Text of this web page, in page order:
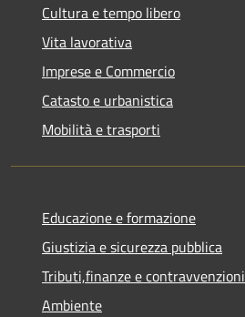
Cultura e tempo libero
Vita lavorativa
Imprese e Commercio
Catasto e urbanistica
Mobilità e trasporti
Educazione e formazione
Giustizia e sicurezza pubblica
Tributi,finanze e contravvenzioni
Ambiente